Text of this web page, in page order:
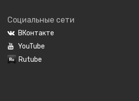
Социальные сети
ВКонтакте
YouTube
Rutube